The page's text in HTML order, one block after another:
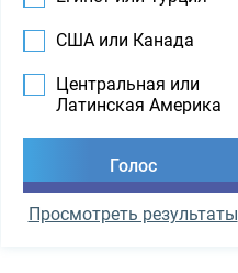
США или Канада
Центральная или
Латинская Америка
Просмотреть результаты